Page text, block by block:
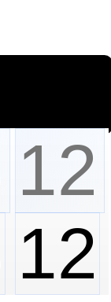
12